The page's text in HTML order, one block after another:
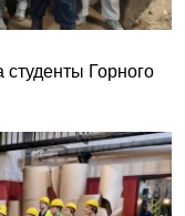
студенты Горного